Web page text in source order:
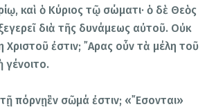
καὶ ὁ Κύριος τῷ σώματι· ὁ δὲ Θεὸς
διὰ τῆς δυνάμεως αὐτοῦ. Οὐκ
ἐστιν; ῎Αρας οὖν τὰ μέλη τοῦ
γένοιτο.
πόρνῃἓν σῶμά ἐστιν; «῎Εσονται»